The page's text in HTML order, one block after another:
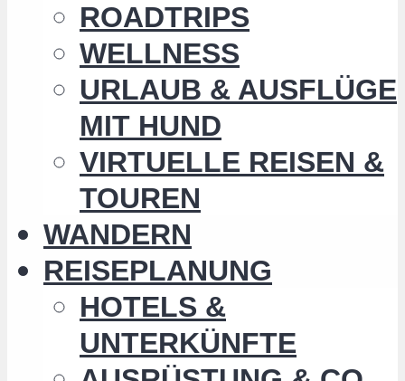
ROADTRIPS
WELLNESS
URLAUB & AUSFLÜGE
MIT HUND
VIRTUELLE REISEN &
TOUREN
WANDERN
REISEPLANUNG
HOTELS &
UNTERKÜNFTE